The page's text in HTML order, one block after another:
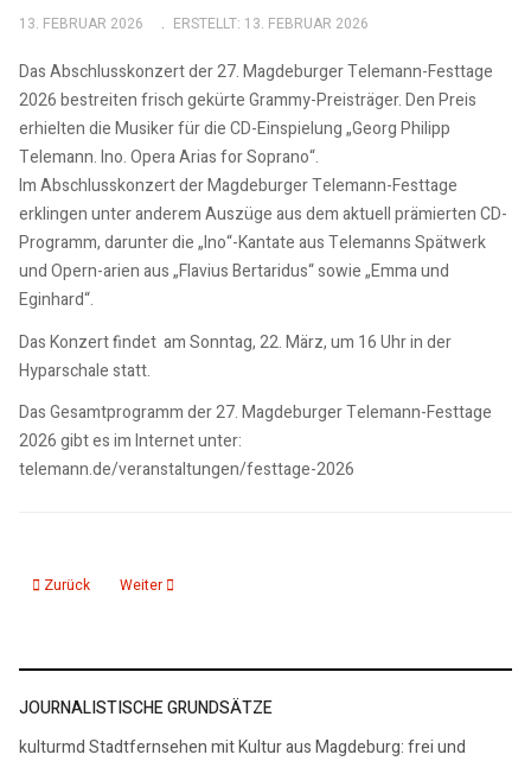
13. FEBRUAR 2026 ERSTELLT: 13. FEBRUAR 2026
Das Abschlusskonzert der 27. Magdeburger Telemann-Festtage
2026 bestreiten frisch gekürte Grammy-Preisträger. Den Preis
erhielten die Musiker für die CD-Einspielung „Georg Philipp
Telemann. Ino. Opera Arias for Soprano“.
Im Abschlusskonzert der Magdeburger Telemann-Festtage
erklingen unter anderem Auszüge aus dem aktuell prämierten CD-
Programm, darunter die „Ino“-Kantate aus Telemanns Spätwerk
und Opern-arien aus „Flavius Bertaridus“ sowie „Emma und
Eginhard“.
Das Konzert findet am Sonntag, 22. März, um 16 Uhr in der
Hyparschale statt.
Das Gesamtprogramm der 27. Magdeburger Telemann-Festtage
2026 gibt es im Internet unter:
telemann.de/veranstaltungen/festtage-2026
Vorheriger Beitrag: 13.02.26: MVB setzen Bauarbeiten im Neustädter Feld
Zurück Nächster Beitrag: 13.02.26: Besserer Übergang von Schule zu
Weiter
JOURNALISTISCHE GRUNDSÄTZE
kulturmd Stadtfernsehen mit Kultur aus Magdeburg: frei und